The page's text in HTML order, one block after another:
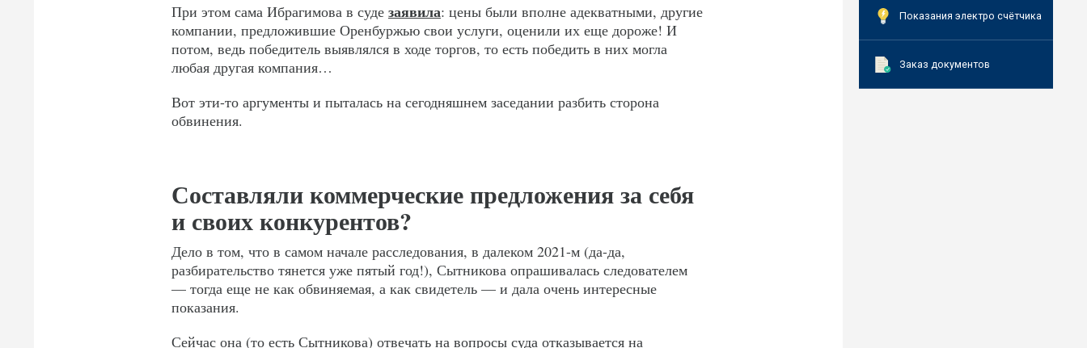
При этом сама Ибрагимова в суде заявила: цены были вполне адекватными, другие
компании, предложившие Оренбуржью свои услуги, оценили их еще дороже! И
потом, ведь победитель выявлялся в ходе торгов, то есть победить в них могла
любая другая компания…
Вот эти-то аргументы и пыталась на сегодняшнем заседании разбить сторона
обвинения.
Составляли коммерческие предложения за себя
и своих конкурентов?
Дело в том, что в самом начале расследования, в далеком 2021-м (да-да,
разбирательство тянется уже пятый год!), Сытникова опрашивалась следователем
— тогда еще не как обвиняемая, а как свидетель — и дала очень интересные
показания.
Сейчас она (то есть Сытникова) отвечать на вопросы суда отказывается на
Показания электро счётчика
Заказ документов